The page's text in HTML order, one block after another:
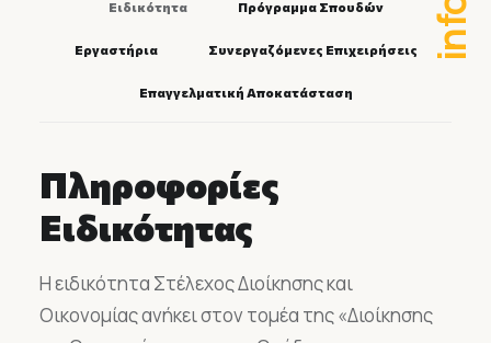
Ειδικότητα Πρόγραμμα Σπουδών
Εργαστήρια Συνεργαζόμενες Επιχειρήσεις
Επαγγελματική Αποκατάσταση
Πληροφορίες
Ειδικότητας
Η ειδικότητα Στέλεχος Διοίκησης και
Οικονομίας ανήκει στον τομέα της «Διοίκησης
info